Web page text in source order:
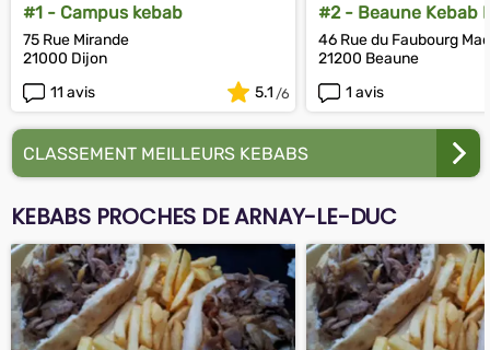
#1 - Campus kebab
75 Rue Mirande
21000 Dijon
11 avis
5.1
#2 - Beaune Kebab
Grill
46 Rue du Faubourg
21200 Beaune
1 avis
CLASSEMENT MEILLEURS KEBABS
KEBABS PROCHES DE ARNAY-LE-DUC